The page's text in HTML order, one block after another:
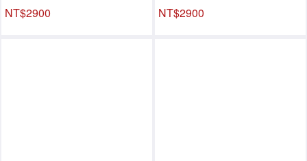
NT$2900 NT$2900